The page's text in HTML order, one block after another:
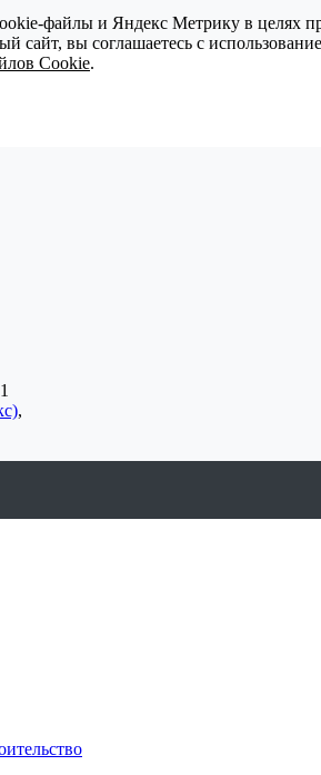
,
файлы и Яндекс Метрику в целях
сайт, вы соглашаетесь с
Cookie.